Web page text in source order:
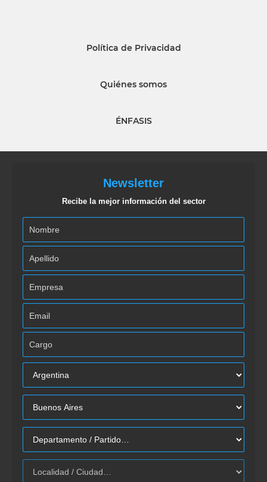
Política de Privacidad
Quiénes somos
ÉNFASIS
Newsletter
Recibe la mejor información del sector